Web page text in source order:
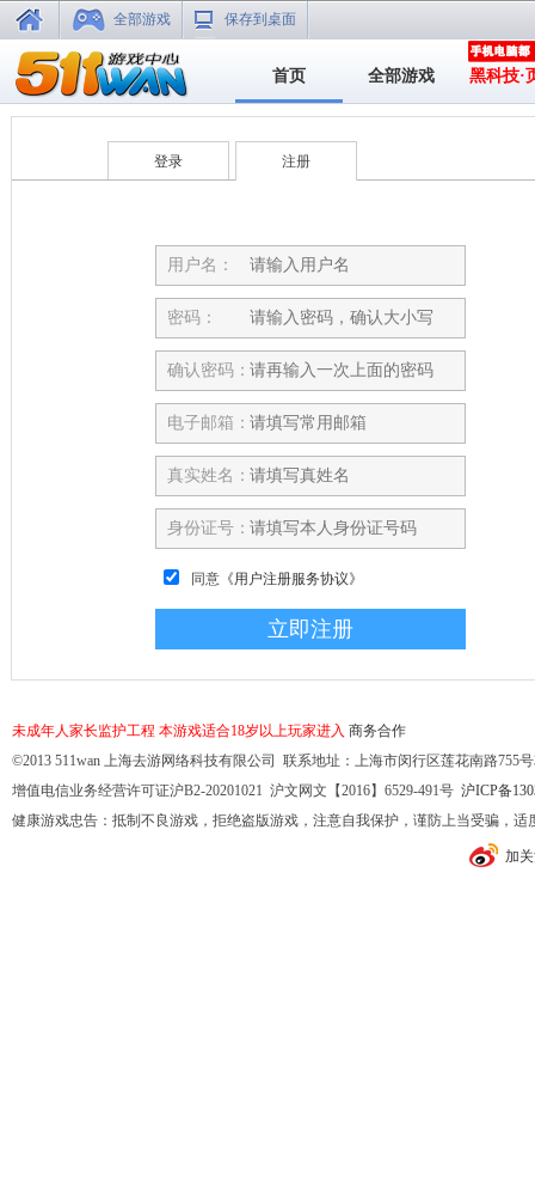
全部游戏 保存到桌面
首页 全部游戏 黑科技·
登录 注册
用户名：
密码：
确认密码：
电子邮箱：
真实姓名：
身份证号：
同意 《用户注册服务协议》
未成年人家长监护工程 本游戏适合18岁以上玩家进入 商务合作
©2013 511wan 上海去游网络科技有限公司 联系地址：上海市闵行区莲花南路755
增值电信业务经营许可证沪B2-20201021 沪文网文【2016】6529-491号 沪ICP备
健康游戏忠告：抵制不良游戏，拒绝盗版游戏，注意自我保护，谨防上当受骗，
加